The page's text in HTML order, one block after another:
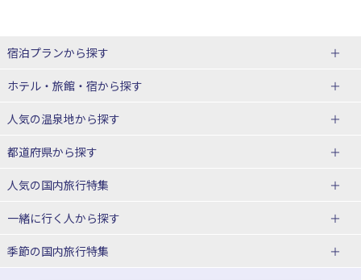
宿泊プランから探す
北海道
東北
青森県
宮城県
山形県
関東
ホテル・旅館・宿から探す
北海道ホテル・旅館
青森県ホテル・旅館
宮城県ホテル・旅館
山形県ホテル・旅館
人気の温泉地から探す
北海道
湯の川温泉(北海道)
十勝川温泉(北海道)
洞爺湖温泉(北海道)
都道府県から探す
北海道旅行・ツアー
東北
人気の国内旅行特集
東京ディズニーリゾート®への旅
ユニバーサル・スタジオ・ジャパ
一緒に行く人から探す
一人旅 国内版
季節の国内旅行特集